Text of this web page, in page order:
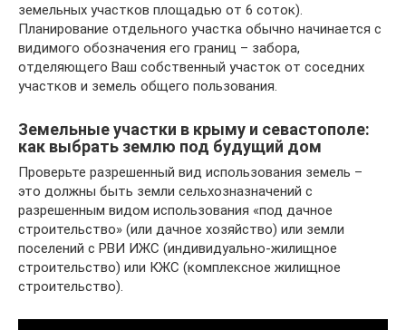
земельных участков площадью от 6 соток).
Планирование отдельного участка обычно начинается с
видимого обозначения его границ – забора,
отделяющего Ваш собственный участок от соседних
участков и земель общего пользования.
Земельные участки в крыму и севастополе:
как выбрать землю под будущий дом
Проверьте разрешенный вид использования земель –
это должны быть земли сельхозназначений с
разрешенным видом использования «под дачное
строительство» (или дачное хозяйство) или земли
поселений с РВИ ИЖС (индивидуально-жилищное
строительство) или КЖС (комплексное жилищное
строительство).